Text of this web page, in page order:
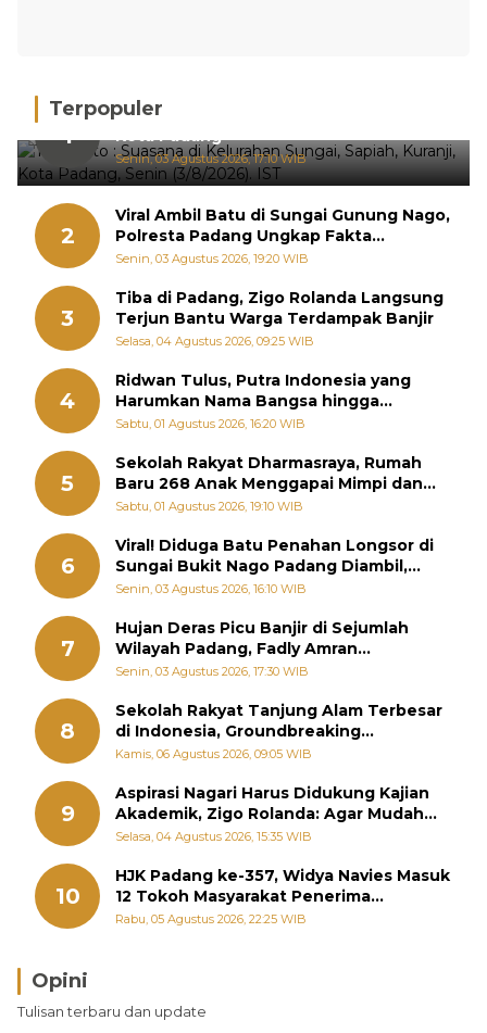
Terpopuler
1
Hujan Deras, 15 Titik Banjir Terdeteksi di
Kota Padang
Senin, 03 Agustus 2026, 17:10 WIB
2
Viral Ambil Batu di Sungai Gunung Nago,
Polresta Padang Ungkap Fakta
Sebenarnya
Senin, 03 Agustus 2026, 19:20 WIB
3
Tiba di Padang, Zigo Rolanda Langsung
Terjun Bantu Warga Terdampak Banjir
Selasa, 04 Agustus 2026, 09:25 WIB
4
Ridwan Tulus, Putra Indonesia yang
Harumkan Nama Bangsa hingga
Diabadikan dalam Buku Jepang
Sabtu, 01 Agustus 2026, 16:20 WIB
5
Sekolah Rakyat Dharmasraya, Rumah
Baru 268 Anak Menggapai Mimpi dan
Memutus Rantai Kemiskinan
Sabtu, 01 Agustus 2026, 19:10 WIB
6
Viral! Diduga Batu Penahan Longsor di
Sungai Bukit Nago Padang Diambil,
Warga Khawatir Bencana Terulang
Senin, 03 Agustus 2026, 16:10 WIB
7
Hujan Deras Picu Banjir di Sejumlah
Wilayah Padang, Fadly Amran
Perintahkan OPD Siaga
Senin, 03 Agustus 2026, 17:30 WIB
8
Sekolah Rakyat Tanjung Alam Terbesar
di Indonesia, Groundbreaking
September
Kamis, 06 Agustus 2026, 09:05 WIB
9
Aspirasi Nagari Harus Didukung Kajian
Akademik, Zigo Rolanda: Agar Mudah
Diperjuangkan di Kementerian
Selasa, 04 Agustus 2026, 15:35 WIB
10
HJK Padang ke-357, Widya Navies Masuk
12 Tokoh Masyarakat Penerima
Penghargaan Pemko Padang
Rabu, 05 Agustus 2026, 22:25 WIB
Opini
Tulisan terbaru dan update
Brasil Lebih Diunggulkan, tetapi Jepang Selalu
Punya Cara Membuat Kejutan